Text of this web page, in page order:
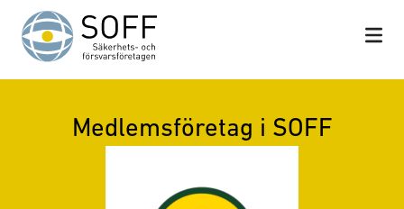
Hoppa till innehåll
Medlemsföretag i SOFF